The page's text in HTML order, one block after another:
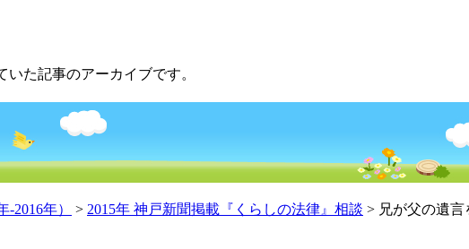
いた記事のアーカイブです。
2016年） > 2015年 神戸新聞掲載『くらしの法律』相談 > 兄が父の遺